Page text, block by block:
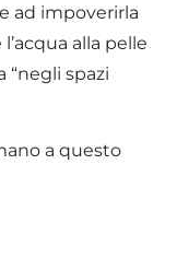
ad impoverirla
alla pelle
“negli spazi
a questo